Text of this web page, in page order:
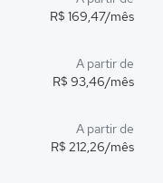
R$ 169,47/mês
A partir de
R$ 93,46/mês
A partir de
R$ 212,26/mês